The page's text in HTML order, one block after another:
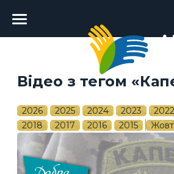
Головне
меню
Відео з тегом
2026 2025 2024 2023 2022
2018
2017 2016 2015